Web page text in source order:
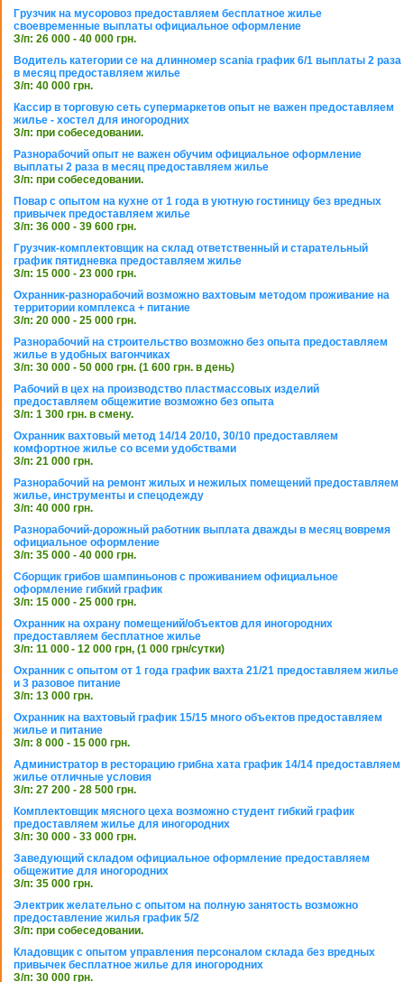
Грузчик на мусоровоз предоставляем бесплатное жилье
своевременные выплаты официальное оформление
З/п: 26 000 - 40 000 грн.
Водитель категории се на длинномер scania график 6/1 выплаты 2 раза
в месяц предоставляем жилье
З/п: 40 000 грн.
Кассир в торговую сеть супермаркетов опыт не важен предоставляем
жилье - хостел для иногородних
З/п: при собеседовании.
Разнорабочий опыт не важен обучим официальное оформление
выплаты 2 раза в месяц предоставляем жилье
З/п: при собеседовании.
Повар с опытом на кухне от 1 года в уютную гостиницу без вредных
привычек предоставляем жилье
З/п: 36 000 - 39 600 грн.
Грузчик-комплектовщик на склад ответственный и старательный
график пятидневка предоставляем жилье
З/п: 15 000 - 23 000 грн.
Охранник-разнорабочий возможно вахтовым методом проживание на
территории комплекса + питание
З/п: 20 000 - 25 000 грн.
Разнорабочий на строительство возможно без опыта предоставляем
жилье в удобных вагончиках
З/п: 30 000 - 50 000 грн. (1 600 грн. в день)
Рабочий в цех на производство пластмассовых изделий
предоставляем общежитие возможно без опыта
З/п: 1 300 грн. в смену.
Охранник вахтовый метод 14/14 20/10, 30/10 предоставляем
комфортное жилье со всеми удобствами
З/п: 21 000 грн.
Разнорабочий на ремонт жилых и нежилых помещений предоставляем
жилье, инструменты и спецодежду
З/п: 40 000 грн.
Разнорабочий-дорожный работник выплата дважды в месяц вовремя
официальное оформление
З/п: 35 000 - 40 000 грн.
Сборщик грибов шампиньонов с проживанием официальное
оформление гибкий график
З/п: 15 000 - 25 000 грн.
Охранник на охрану помещений/объектов для иногородних
предоставляем бесплатное жилье
З/п: 11 000 - 12 000 грн, (1 000 грн/сутки)
Охранник с опытом от 1 года график вахта 21/21 предоставляем жилье
и 3 разовое питание
З/п: 13 000 грн.
Охранник на вахтовый график 15/15 много объектов предоставляем
жилье и питание
З/п: 8 000 - 15 000 грн.
Администратор в ресторацию грибна хата график 14/14 предоставляем
жилье отличные условия
З/п: 27 200 - 28 500 грн.
Комплектовщик мясного цеха возможно студент гибкий график
предоставляем жилье для иногородних
З/п: 30 000 - 33 000 грн.
Заведующий складом официальное оформление предоставляем
общежитие для иногородних
З/п: 35 000 грн.
Электрик желательно с опытом на полную занятость возможно
предоставление жилья график 5/2
З/п: при собеседовании.
Кладовщик с опытом управления персоналом склада без вредных
привычек бесплатное жилье для иногородних
З/п: 30 000 грн.